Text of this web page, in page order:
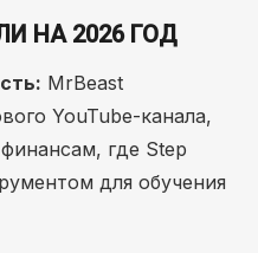
НА 2026 ГОД
MrBeast
YouTube-канала,
где Step
для обучения